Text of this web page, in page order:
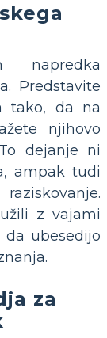
napredka
Predstavite
tako, da na
njihovo
dejanje ni
ampak tudi
z vajami
da ubesedijo
za